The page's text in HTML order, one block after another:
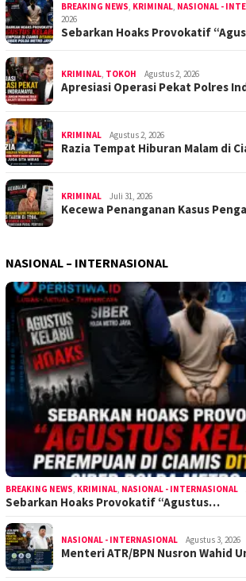
BREAKING NEWS, KRIMINAL, NASIONAL -
2026
Sebarkan Hoaks Provokatif
KRIMINAL, TOKOH Agustus 2, 2026
Apresiasi Operasi Pekat Polres
KRIMINAL Agustus 2, 2026
Razia Tempat Hiburan Malam di
KRIMINAL Juli 31, 2026
Kecewa Penanganan Kasus
NASIONAL – INTERNASIONAL
BREAKING NEWS, KRIMINAL, NASIONAL - INTERNASIONAL
Sebarkan Hoaks Provokatif “Agustus…
NASIONAL - INTERNASIONAL Agustus 3, 2026
Menteri ATR/BPN Nusron Wahid